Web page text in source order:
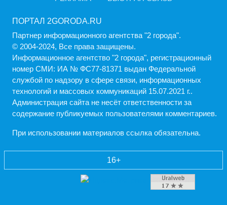
ПОРТАЛ 2GORODA.RU
Партнер информационного агентства "2 города".
© 2004-2024, Все права защищены.
Информационное агентство "2 города", регистрационный
номер СМИ: ИА № ФС77-81371 выдан Федеральной
службой по надзору в сфере связи, информационных
технологий и массовых коммуникаций 15.07.2021 г..
Администрация cайта не несёт ответственности за
содержание публикуемых пользователями комментариев.
При использовании материалов ссылка обязательна.
16+